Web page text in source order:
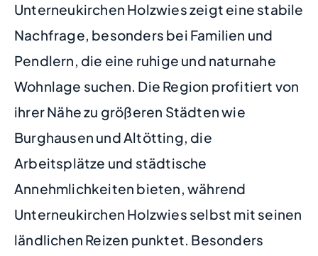
Unterneukirchen Holzwies zeigt eine stabile
Nachfrage, besonders bei Familien und
Pendlern, die eine ruhige und naturnahe
Wohnlage suchen. Die Region profitiert von
ihrer Nähe zu größeren Städten wie
Burghausen und Altötting, die
Arbeitsplätze und städtische
Annehmlichkeiten bieten, während
Unterneukirchen Holzwies selbst mit seinen
ländlichen Reizen punktet. Besonders